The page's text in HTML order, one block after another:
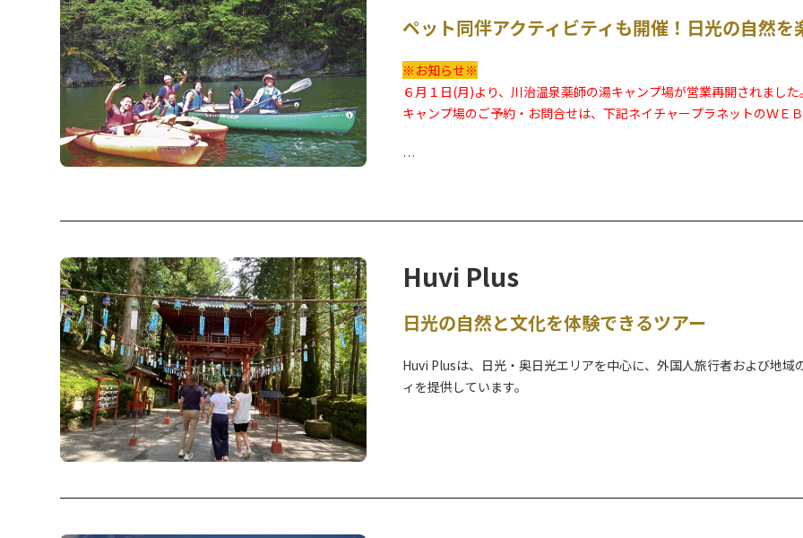
ペット同伴アクティビティも開催！日光の自然を
※お知らせ※
６月１日(月)より、川治温泉薬師の湯キャンプ場が営業再開されました。
キャンプ場のご予約・お問合せは、下記ネイチャープラネットのＷＥ
毎回１組様限定、日光・那須エリアでカヌーツアー実施中！
http://www.nature-planet.com/
Huvi Plus
日光の自然と文化を体験できるツアー
Huvi Plusは、日光・奥日光エリアを中心に、外国人旅行者および地
ィを提供しています。